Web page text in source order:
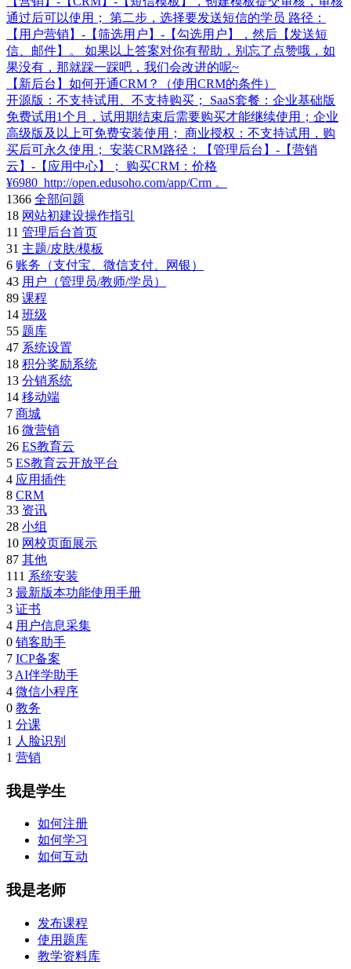
通过后可以使用； 第二步，选择要发送短信的学员 路径：
【用户营销】-【筛选用户】-【勾选用户】，然后【发送短
信、邮件】。 如果以上答案对你有帮助，别忘了点赞哦，如
果没有，那就踩一踩吧，我们会改进的呢~
【新后台】如何开通CRM？（使用CRM的条件）
开源版：不支持试用、不支持购买； SaaS套餐：企业基础版
免费试用1个月，试用期结束后需要购买才能继续使用；企业
高级版及以上可免费安装使用； 商业授权：不支持试用，购
买后可永久使用； 安装CRM路径：【管理后台】-【营销
云】-【应用中心】； 购买CRM：价格
¥6980 http://open.edusoho.com/app/Crm 。
1366 全部问题
18 网站初建设操作指引
11 管理后台首页
31 主题/皮肤/模板
6 账务（支付宝、微信支付、网银）
43 用户（管理员/教师/学员）
89 课程
14 班级
55 题库
47 系统设置
18 积分奖励系统
13 分销系统
14 移动端
7 商城
16 微营销
26 ES教育云
5 ES教育云开放平台
4 应用插件
8 CRM
33 资讯
28 小组
10 网校页面展示
87 其他
111 系统安装
3 最新版本功能使用手册
3 证书
4 用户信息采集
0 销客助手
7 ICP备案
3 AI伴学助手
4 微信小程序
0 教务
1 分课
1 人脸识别
1 营销
我是学生
如何注册
如何学习
如何互动
我是老师
发布课程
使用题库
教学资料库